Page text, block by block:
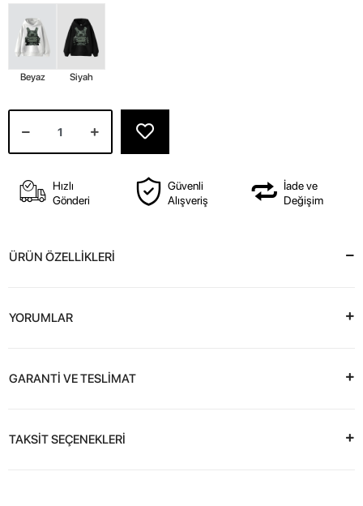
Beyaz Siyah
Hızlı
Gönderi
Güvenli
Alışveriş
İade ve
Değişim
ÜRÜN ÖZELLİKLERİ
YORUMLAR
GARANTİ VE TESLİMAT
TAKSİT SEÇENEKLERİ